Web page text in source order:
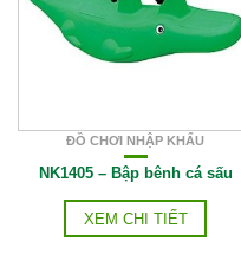
ĐỒ CHƠI NHẬP KHẨU
NK1405 – Bập bênh cá sấu
XEM CHI TIẾT